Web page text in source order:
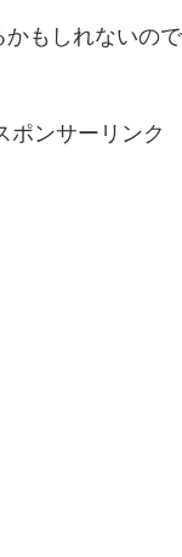
もしれないの
ポンサーリンク